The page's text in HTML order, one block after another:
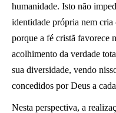
humanidade. Isto não
identidade própria nem cria
porque a fé cristã favorece
acolhimento da verdade
sua diversidade, vendo
concedidos por Deus a
Nesta perspectiva, a